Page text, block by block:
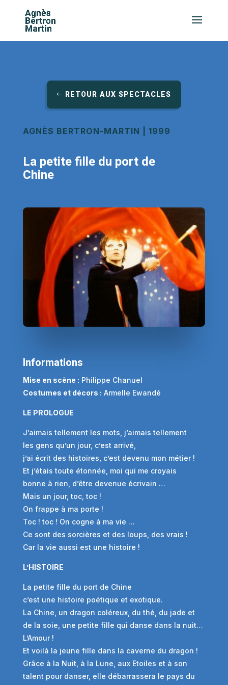
RETOUR AUX SPECTACLES
AGNÈS BERTRON-MARTIN | 1999
La petite fille du port de
Chine
Informations
Mise en scène : Philippe Chanuel
Costumes et décors : Armelle Ewandé
LE PROLOGUE
J’aimais tellement les mots, j’aimais tellement
les gens qu’un jour, c’est arrivé,
j’ai écrit des histoires, c’est devenu mon métier !
Et j’étais toute étonnée, moi qui me croyais
bonne à rien, d’être devenue écrivain …
Mais un jour, toc, toc !
On frappe à ma porte !
Toc ! toc ! On cogne à ma vie …
Ce sont des sorcières et des loups, des vrais !
Car la vie aussi est une histoire !
L’HISTOIRE
La petite fille du port de Chine
c’est une histoire poétique et exotique.
La Chine, un dragon coléreux, du thé, du jade et
de la soie, une petite fille qui danse dans la nuit…
L’Amour !
Et voilà la jeune fille dans la caverne du dragon !
Grâce à la Nuit, à la Lune, aux Etoiles et à son
talent pour danser, elle débarrassera le pays du